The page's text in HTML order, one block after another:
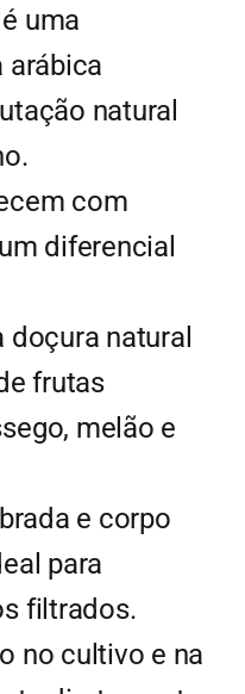
uma
arábica
natural
com
diferencial
doçura natural
frutas
melão e
e corpo
para
filtrados.
no cultivo e na